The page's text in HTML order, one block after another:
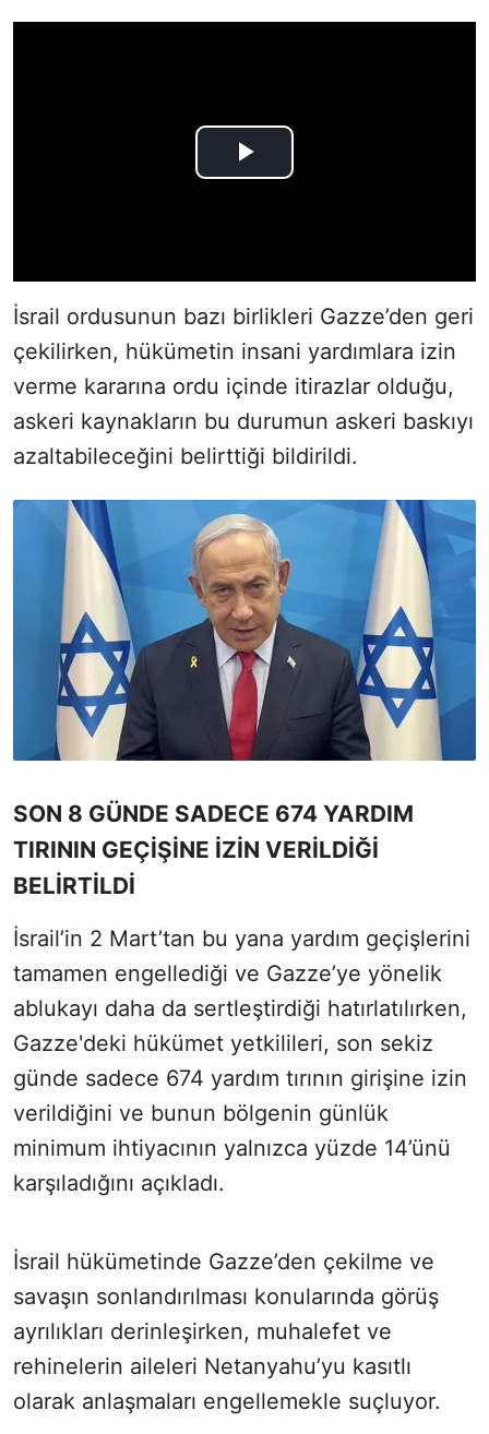
İsrail ordusunun bazı birlikleri Gazze’den geri
çekilirken, hükümetin insani yardımlara izin
verme kararına ordu içinde itirazlar olduğu,
askeri kaynakların bu durumun askeri baskıyı
azaltabileceğini belirttiği bildirildi.
SON 8 GÜNDE SADECE 674 YARDIM
TIRININ GEÇİŞİNE İZİN VERİLDİĞİ
BELİRTİLDİ
İsrail’in 2 Mart’tan bu yana yardım geçişlerini
tamamen engellediği ve Gazze’ye yönelik
ablukayı daha da sertleştirdiği hatırlatılırken,
Gazze'deki hükümet yetkilileri, son sekiz
günde sadece 674 yardım tırının girişine izin
verildiğini ve bunun bölgenin günlük
minimum ihtiyacının yalnızca yüzde 14’ünü
karşıladığını açıkladı.
İsrail hükümetinde Gazze’den çekilme ve
savaşın sonlandırılması konularında görüş
ayrılıkları derinleşirken, muhalefet ve
rehinelerin aileleri Netanyahu’yu kasıtlı
olarak anlaşmaları engellemekle suçluyor.